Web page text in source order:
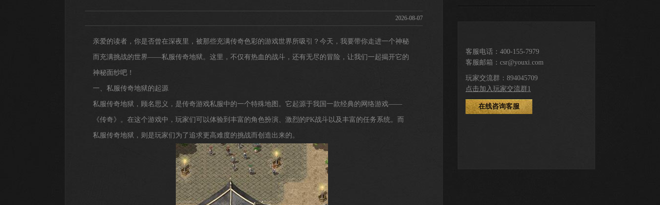
2026-08-07
亲爱的读者，你是否曾在深夜里，被那些充满传奇色彩的游戏世界所吸引？今天，我要带你走进一个神秘
而充满挑战的世界——私服传奇地狱。这里，不仅有热血的战斗，还有无尽的冒险，让我们一起揭开它的
神秘面纱吧！
一、私服传奇地狱的起源
私服传奇地狱，顾名思义，是传奇游戏私服中的一个特殊地图。它起源于我国一款经典的网络游戏——
《传奇》。在这个游戏中，玩家们可以体验到丰富的角色扮演、激烈的PK战斗以及丰富的任务系统。而
私服传奇地狱，则是玩家们为了追求更高难度的挑战而创造出来的。
下载游戏 登录注册
客服电话：400-155-7979
客服邮箱：csr@youxi.com
玩家交流群：894045709
点击加入玩家交流群1
在线咨询客服